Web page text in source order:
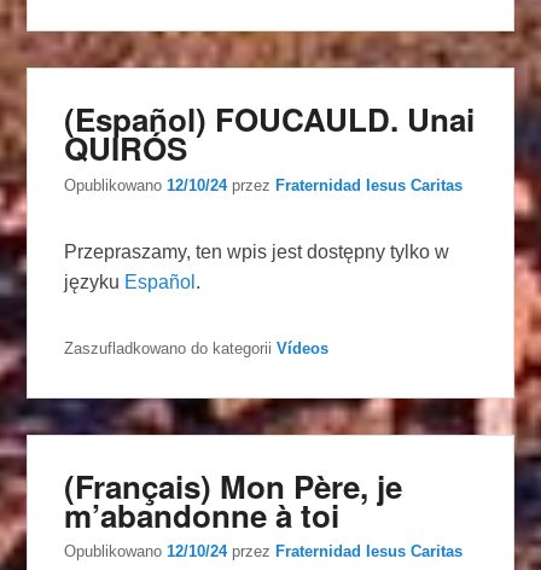
(Español) FOUCAULD. Unai
QUIRÓS
Opublikowano12/10/24 przezFraternidad Iesus Caritas
Przepraszamy, ten wpis jest dostępny tylko w
języku Español .
Zaszufladkowano do kategorii Vídeos
(Français) Mon Père, je
m’abandonne à toi
Opublikowano12/10/24 przez Fraternidad Iesus Caritas